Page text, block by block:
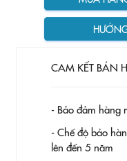
CAM KẾT BÁN
- Bảo đảm hàng
- Chế độ bảo
lên đến 5 năm